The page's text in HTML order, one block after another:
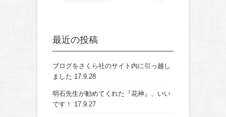
最近の投稿
ブログをさくら社のサイト内に引っ越し
ました 17.9.28
明石先生が勧めてくれた『花神』、いい
です！
17.9.27